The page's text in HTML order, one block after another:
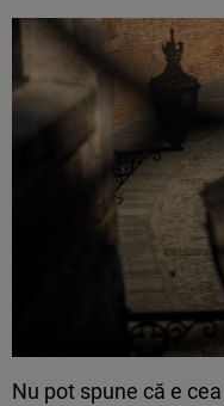
Nu pot spune că e